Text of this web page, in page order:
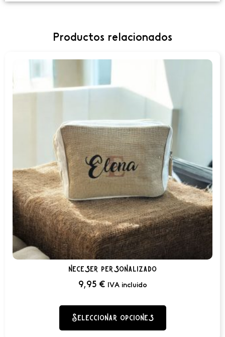
Productos relacionados
neceser personalizado
9,95 € IVA incluido
Seleccionar opciones